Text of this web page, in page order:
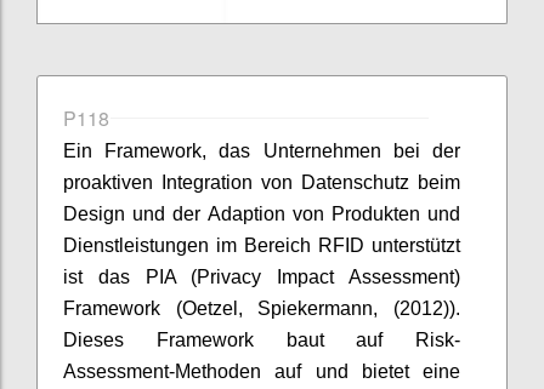
P118
Ein Framework, das Unternehmen bei der
proaktiven Integration von Datenschutz beim
Design und der Adaption von Produkten und
Dienstleistungen im Bereich RFID unterstützt
ist das PIA (Privacy Impact Assessment)
Framework (Oetzel, Spiekermann, (2012)).
Dieses Framework baut auf Risk-
Assessment-Methoden auf und bietet eine